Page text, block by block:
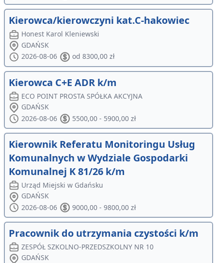
Kierowca/kierowczyni kat.C-hakowiec
Honest Karol Kleniewski
GDAŃSK
2026-08-06
od 8300,00 zł
Kierowca C+E ADR k/m
ECO POINT PROSTA SPÓŁKA AKCYJNA
GDAŃSK
2026-08-06
5500,00 - 5900,00 zł
Kierownik Referatu Monitoringu Usług
Komunalnych w Wydziale Gospodarki
Komunalnej K 81/26 k/m
Urząd Miejski w Gdańsku
GDAŃSK
2026-08-06
9000,00 - 9800,00 zł
Pracownik do utrzymania czystości k/m
ZESPÓŁ SZKOLNO-PRZEDSZKOLNY NR 10
GDAŃSK